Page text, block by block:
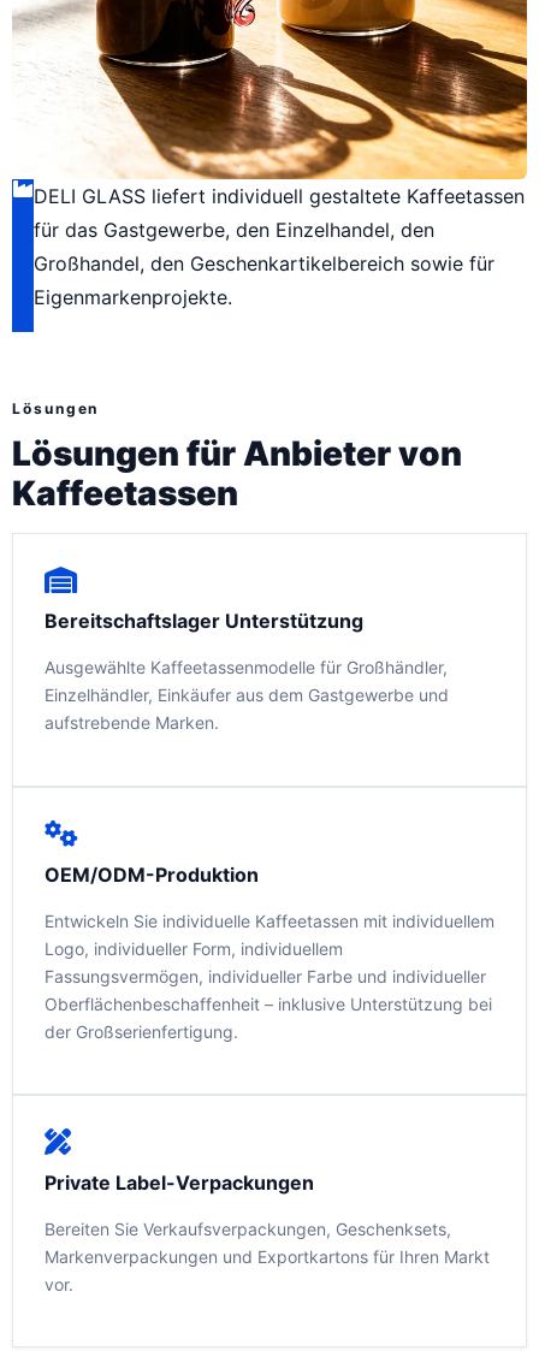
DELI GLASS liefert individuell gestaltete Kaffeetassen
für das Gastgewerbe, den Einzelhandel, den
Großhandel, den Geschenkartikelbereich sowie für
Eigenmarkenprojekte.
Lösungen
Lösungen für Anbieter von
Kaffeetassen
Bereitschaftslager Unterstützung
Ausgewählte Kaffeetassenmodelle für Großhändler,
Einzelhändler, Einkäufer aus dem Gastgewerbe und
aufstrebende Marken.
OEM/ODM-Produktion
Entwickeln Sie individuelle Kaffeetassen mit individuellem
Logo, individueller Form, individuellem
Fassungsvermögen, individueller Farbe und individueller
Oberflächenbeschaffenheit – inklusive Unterstützung bei
der Großserienfertigung.
Private Label-Verpackungen
Bereiten Sie Verkaufsverpackungen, Geschenksets,
Markenverpackungen und Exportkartons für Ihren Markt
vor.